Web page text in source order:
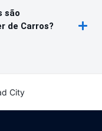
são
de Carros?
City